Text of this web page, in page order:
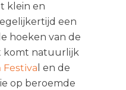
klein en
een
hoeken van de
komt natuurlijk
Festiva l en de
op beroemde